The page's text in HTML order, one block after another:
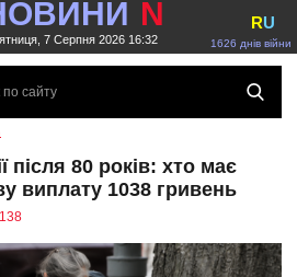
N
7 Серпня 2026 16:32 1626 днів війни
RU
після 80 років: хто має
виплату 1038 гривень
138